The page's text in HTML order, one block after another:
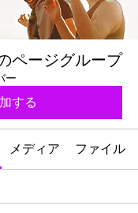
ページグループ
ー
する
メディア ファイル